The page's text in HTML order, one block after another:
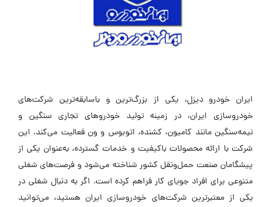
ایران خودرو دیزل، یکی از بزرگ‌ترین و باسابقه‌ترین شرکت‌های
خودروسازی ایران، در زمینه تولید خودروهای تجاری سنگین و
نیمه‌سنگین مانند کامیون، کشنده، اتوبوس و ون فعالیت می‌کند. این
شرکت با ارائه محصولات باکیفیت و خدمات گسترده، به‌عنوان یکی از
پیشگامان صنعت حمل‌ونقل کشور شناخته می‌شود و فرصت‌های شغلی
متنوعی برای افراد جویای کار فراهم کرده است. اگر به دنبال شغلی در
یکی از معتبرترین شرکت‌های خودروسازی ایران هستید، می‌توانید